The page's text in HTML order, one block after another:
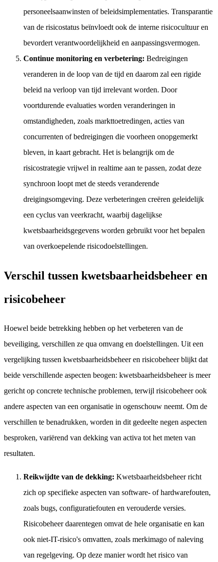
personeelsaanwinsten of beleidsimplementaties. Transparantie
van de risicostatus beïnvloedt ook de interne risicocultuur en
bevordert verantwoordelijkheid en aanpassingsvermogen.
Continue monitoring en verbetering: Bedreigingen
veranderen in de loop van de tijd en daarom zal een rigide
beleid na verloop van tijd irrelevant worden. Door
voortdurende evaluaties worden veranderingen in
omstandigheden, zoals markttoetredingen, acties van
concurrenten of bedreigingen die voorheen onopgemerkt
bleven, in kaart gebracht. Het is belangrijk om de
risicostrategie vrijwel in realtime aan te passen, zodat deze
synchroon loopt met de steeds veranderende
dreigingsomgeving. Deze verbeteringen creëren geleidelijk
een cyclus van veerkracht, waarbij dagelijkse
kwetsbaarheidsgegevens worden gebruikt voor het bepalen
van overkoepelende risicodoelstellingen.
Verschil tussen kwetsbaarheidsbeheer en
risicobeheer
Hoewel beide betrekking hebben op het verbeteren van de
beveiliging, verschillen ze qua omvang en doelstellingen. Uit een
vergelijking tussen kwetsbaarheidsbeheer en risicobeheer blijkt dat
beide verschillende aspecten beogen: kwetsbaarheidsbeheer is meer
gericht op concrete technische problemen, terwijl risicobeheer ook
andere aspecten van een organisatie in ogenschouw neemt. Om de
verschillen te benadrukken, worden in dit gedeelte negen aspecten
besproken, variërend van dekking van activa tot het meten van
resultaten.
Reikwijdte van de dekking: Kwetsbaarheidsbeheer richt
zich op specifieke aspecten van software- of hardwarefouten,
zoals bugs, configuratiefouten en verouderde versies.
Risicobeheer daarentegen omvat de hele organisatie en kan
ook niet-IT-risico's omvatten, zoals merkimago of naleving
van regelgeving. Op deze manier wordt het risico van